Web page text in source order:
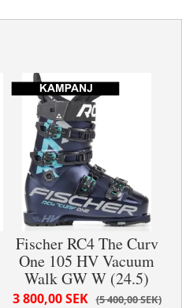
Fischer RC4 The Curv
One 105 HV Vacuum
Walk GW W (24.5)
5 400,00 SEK
3 800,00 SEK